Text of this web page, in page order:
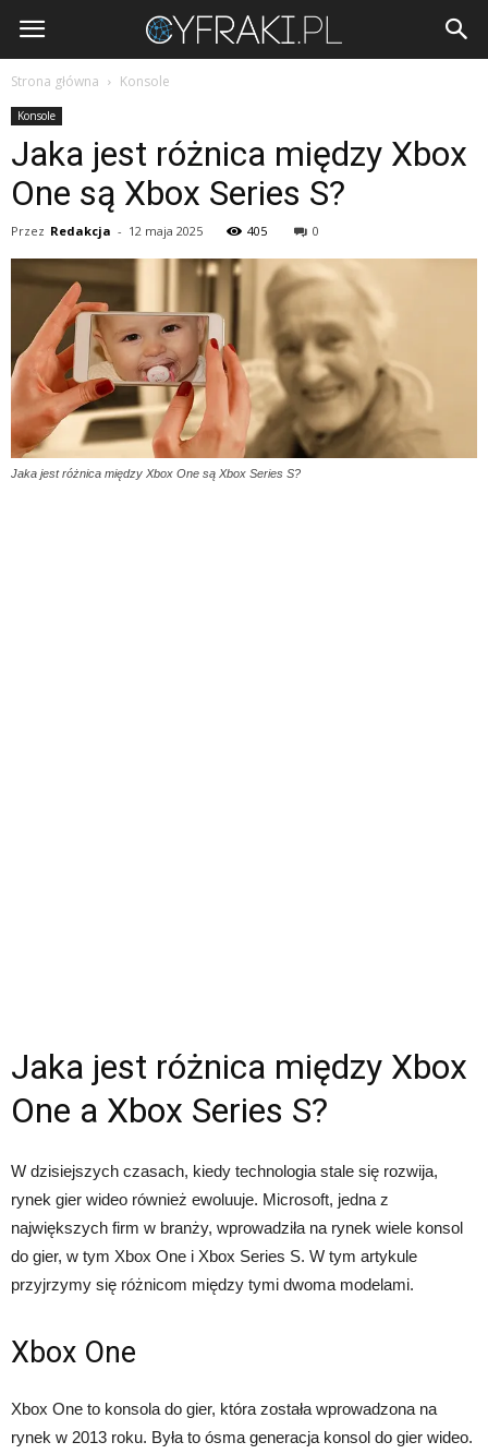
Cyfraki.pl
Strona główna Konsole
Konsole
Jaka jest różnica między Xbox
One są Xbox Series S?
Przez Redakcja - 12 maja 2025 405 0
Jaka jest różnica między Xbox One są Xbox Series S?
Jaka jest różnica między Xbox
One a Xbox Series S?
W dzisiejszych czasach, kiedy technologia stale się rozwija,
rynek gier wideo również ewoluuje. Microsoft, jedna z
największych firm w branży, wprowadziła na rynek wiele konsol
do gier, w tym Xbox One i Xbox Series S. W tym artykule
przyjrzymy się różnicom między tymi dwoma modelami.
Xbox One
Xbox One to konsola do gier, która została wprowadzona na
rynek w 2013 roku. Była to ósma generacja konsol do gier wideo.